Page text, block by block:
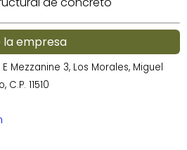
la empresa
Mezzanine 3, Los Morales, Miguel
11510